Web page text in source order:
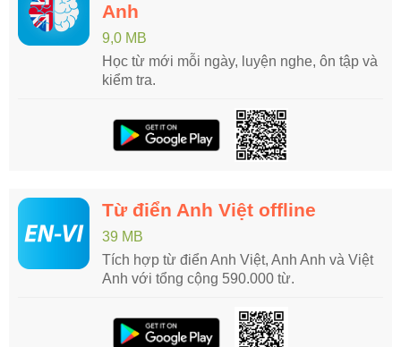
Anh
9,0 MB
Học từ mới mỗi ngày, luyện nghe, ôn tập và
kiểm tra.
Từ điển Anh Việt offline
39 MB
Tích hợp từ điển Anh Việt, Anh Anh và Việt
Anh với tổng cộng 590.000 từ.